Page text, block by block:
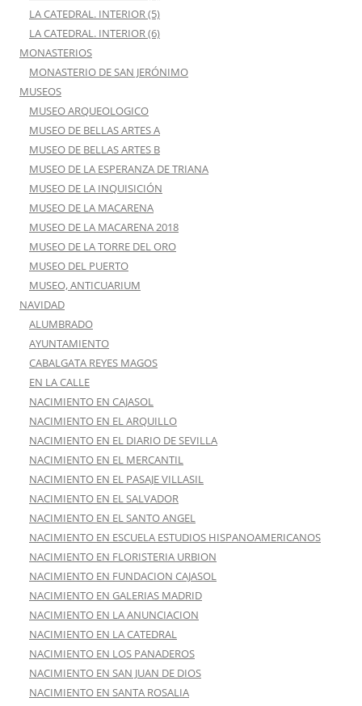
LA CATEDRAL. INTERIOR (5)
LA CATEDRAL. INTERIOR (6)
MONASTERIOS
MONASTERIO DE SAN JERÓNIMO
MUSEOS
MUSEO ARQUEOLOGICO
MUSEO DE BELLAS ARTES A
MUSEO DE BELLAS ARTES B
MUSEO DE LA ESPERANZA DE TRIANA
MUSEO DE LA INQUISICIÓN
MUSEO DE LA MACARENA
MUSEO DE LA MACARENA 2018
MUSEO DE LA TORRE DEL ORO
MUSEO DEL PUERTO
MUSEO, ANTICUARIUM
NAVIDAD
ALUMBRADO
AYUNTAMIENTO
CABALGATA REYES MAGOS
EN LA CALLE
NACIMIENTO EN CAJASOL
NACIMIENTO EN EL ARQUILLO
NACIMIENTO EN EL DIARIO DE SEVILLA
NACIMIENTO EN EL MERCANTIL
NACIMIENTO EN EL PASAJE VILLASIL
NACIMIENTO EN EL SALVADOR
NACIMIENTO EN EL SANTO ANGEL
NACIMIENTO EN ESCUELA ESTUDIOS HISPANOAMERICANOS
NACIMIENTO EN FLORISTERIA URBION
NACIMIENTO EN FUNDACION CAJASOL
NACIMIENTO EN GALERIAS MADRID
NACIMIENTO EN LA ANUNCIACION
NACIMIENTO EN LA CATEDRAL
NACIMIENTO EN LOS PANADEROS
NACIMIENTO EN SAN JUAN DE DIOS
NACIMIENTO EN SANTA ROSALIA